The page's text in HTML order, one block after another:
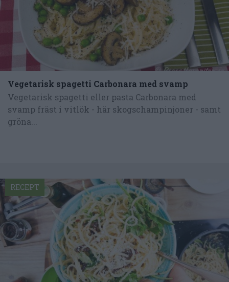
Vegetarisk spagetti Carbonara med svamp
Vegetarisk spagetti eller pasta Carbonara med
svamp fräst i vitlök - här skogschampinjoner - samt
gröna...
RECEPT